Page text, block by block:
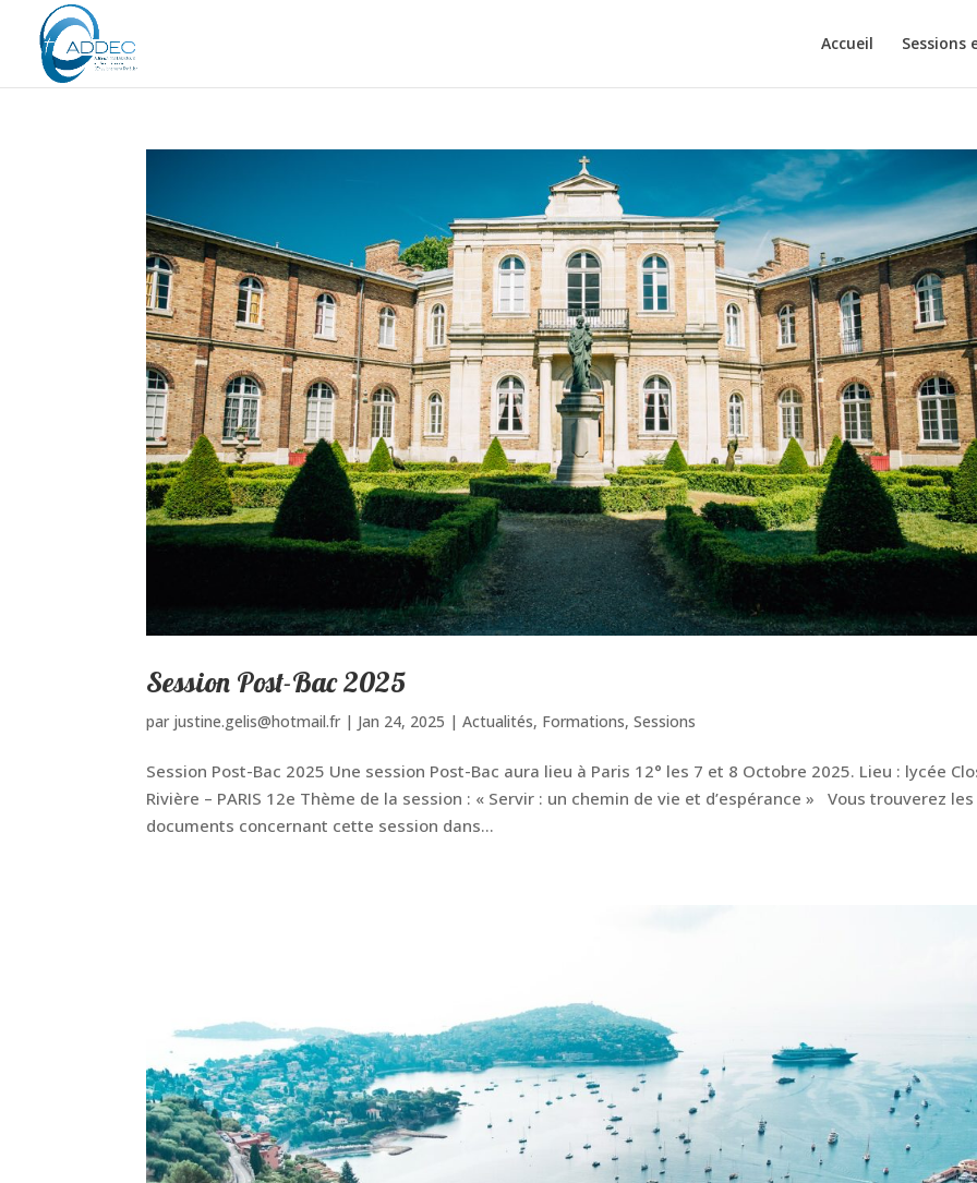
Accueil
Session Post-Bac 2025
par justine.gelis@hotmail.fr | Jan 24, 2025 |Actualités, Formations,Sessions
Session Post-Bac 2025 Une session Post-Bac aura lieu à Paris 12° les 7 et 8 Octobre 2025. Lieu : lycée
Rivière – PARIS 12e Thème de la session : « Servir : un chemin de vie et d’espérance » Vous trouverez les
documents concernant cette session dans...